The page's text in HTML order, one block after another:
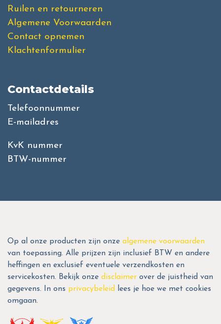
Ruilen en retourneren
Algemene Voorwaarden
Contact opnemen
Klachtenformulier
Contactdetails
Telefoonnummer
E-mailadres
KvK nummer
BTW-nummer
Op al onze producten zijn onze algemene voorwaarden
van toepassing. Alle prijzen zijn inclusief BTW en andere
heffingen en exclusief eventuele verzendkosten en
servicekosten. Bekijk onze disclaimer over de juistheid van
gegevens. In ons privacybeleid
lees je hoe we met cookies
omgaan.